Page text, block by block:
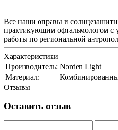
- - -
Все наши оправы и
практикующим офтальмологом с
работы по региональной
Характеристики
Производитель: Norden Light
Материал:
Отзывы
Оставить отзыв